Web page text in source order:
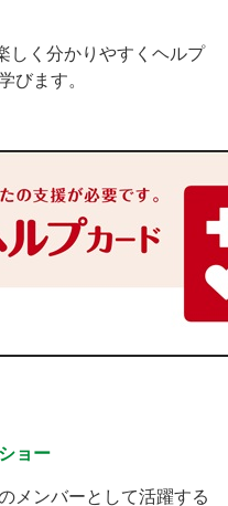
しく分かりやすくヘルプ
びます。
ョー
メンバーとして活躍する